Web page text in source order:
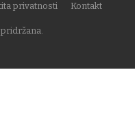
privatnosti
Kontakt